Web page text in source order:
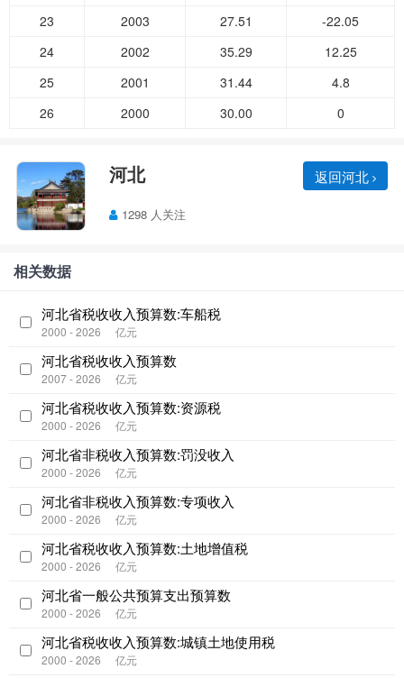
23
2003 27.51
-22.05
24
2002 35.29
12.25
25
2001 31.44
4.8
26
2000 30.00 0
河北 返回河北
1298 人关注
相关数据
河北省税收收入预算数:车船税
2000 - 2026 亿元
河北省税收收入预算数
2007 - 2026 亿元
河北省税收收入预算数:资源税
2000 - 2026 亿元
河北省非税收入预算数:罚没收入
2000 - 2026 亿元
河北省非税收入预算数:专项收入
2000 - 2026 亿元
河北省税收收入预算数:土地增值税
2000 - 2026 亿元
河北省一般公共预算支出预算数
2000 - 2026 亿元
河北省税收收入预算数:城镇土地使用税
2000 - 2026 亿元